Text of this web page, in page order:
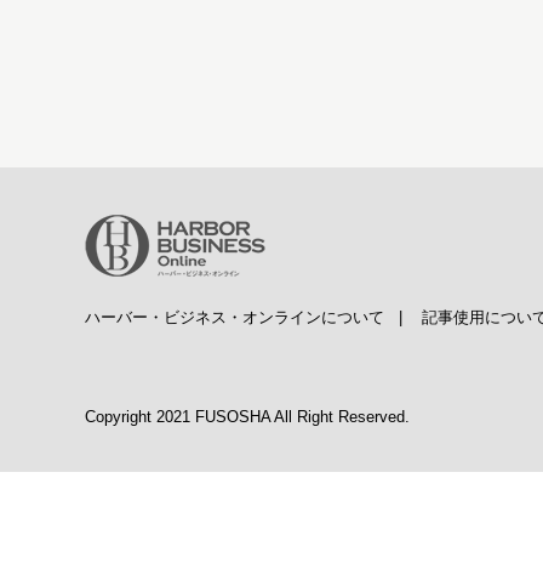
ハーバー・ビジネス・オンラインについて 記事使用につい
Copyright 2021 FUSOSHA All Right Reserved.